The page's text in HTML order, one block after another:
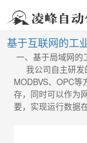
基于互联网的工
一、基于局域网的
我公司自主研发
MODBVS、OPC
存，同时可以作为
要，实现运行数据